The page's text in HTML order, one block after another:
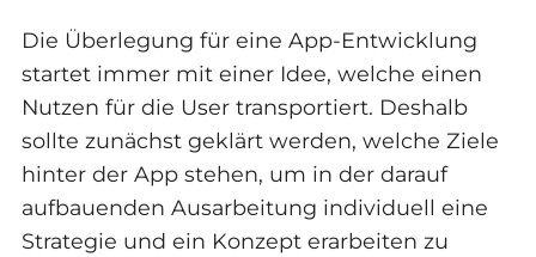
Die Überlegung für eine App-Entwicklung
startet immer mit einer Idee, welche einen
Nutzen für die User transportiert. Deshalb
sollte zunächst geklärt werden, welche Ziele
hinter der App stehen, um in der darauf
aufbauenden Ausarbeitung individuell eine
Strategie und ein Konzept erarbeiten zu